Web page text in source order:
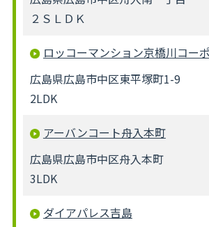
２ＳＬＤＫ
ロッコーマンション京橋川コーポ
広島県広島市中区東平塚町1-9
2LDK
アーバンコート舟入本町
広島県広島市中区舟入本町
3LDK
ダイアパレス吉島